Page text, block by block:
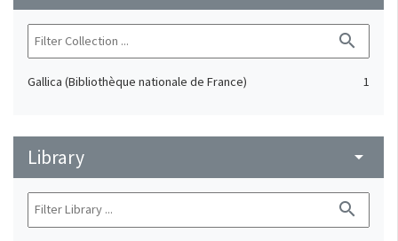
search
Gallica (Bibliothèque nationale de France) 1
Library arrow_drop_down
search